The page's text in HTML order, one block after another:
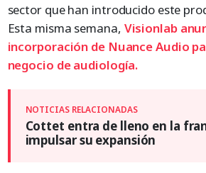
sector que han introducido este
Esta misma semana, Visionlab
incorporación de Nuance Audio
negocio de audiología.
Cottet entra de lleno en la
impulsar su expansión